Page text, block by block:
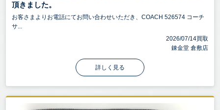
頂きました。
お客さまよりお電話にてお問い合わせいただき、COACH 526574 コーチ
サ...
2026/07/14買取
錬金堂 倉敷店
詳しく見る